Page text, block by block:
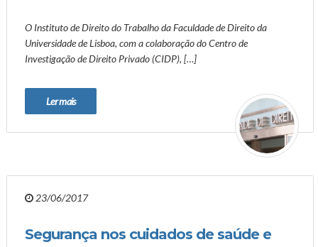
O Instituto de Direito do Trabalho da Faculdade de Direito da
Universidade de Lisboa, com a colaboração do Centro de
Investigação de Direito Privado (CIDP), […]
Ler mais
23/06/2017
Segurança nos cuidados de saúde e